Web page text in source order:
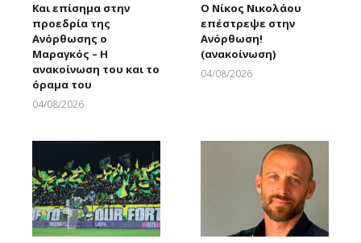
Και επίσημα στην
προεδρία της
Ανόρθωσης ο
Μαραγκός – Η
ανακοίνωση του και το
όραμα του
04/08/2026
Ο Νίκος Νικολάου
επέστρεψε στην
Ανόρθωση!
(ανακοίνωση)
04/08/2026